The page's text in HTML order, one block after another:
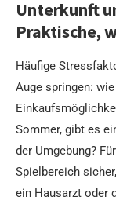
Unterkunft
Praktische,
Häufige
Auge springen:
Sommer, gibt es
der Umgebung?
Spielbereich
ein Hausarzt oder